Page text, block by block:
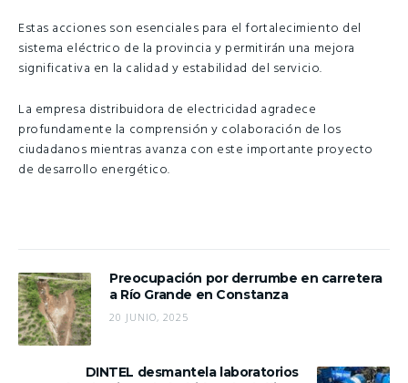
Estas acciones son esenciales para el fortalecimiento del
sistema eléctrico de la provincia y permitirán una mejora
significativa en la calidad y estabilidad del servicio.
La empresa distribuidora de electricidad agradece
profundamente la comprensión y colaboración de los
ciudadanos mientras avanza con este importante proyecto
de desarrollo energético.
Preocupación por derrumbe en carretera
a Río Grande en Constanza
20 JUNIO, 2025
DINTEL desmantela laboratorios